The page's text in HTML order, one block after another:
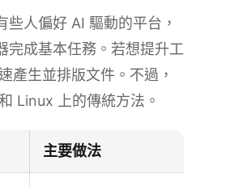
人偏好 AI 驅動的平台，
完成基本任務。若想提升工
產生並排版文件。不過，
Linux 上的傳統方法。
主要做法